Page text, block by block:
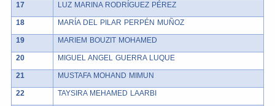
17 LUZ MARINA RODRÍGUEZ PÉREZ
18 MARÍA DEL PILAR PERPÉN MUÑOZ
19 MARIEM BOUZIT MOHAMED
20 MIGUEL ANGEL GUERRA LUQUE
21 MUSTAFA MOHAND MIMUN
22 TAYSIRA MEHAMED LAARBI